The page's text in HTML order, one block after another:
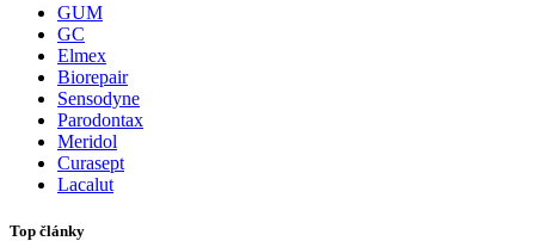
GUM
GC
Elmex
Biorepair
Sensodyne
Parodontax
Meridol
Curasept
Lacalut
Top články